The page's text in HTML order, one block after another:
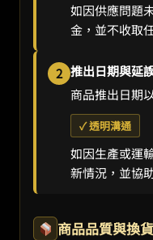
如因供應問題
金，並不收取
2 推出日期與延
商品推出日期
✓ 透明溝通
如因生產或運
新情況，並協
商品品質與換貨